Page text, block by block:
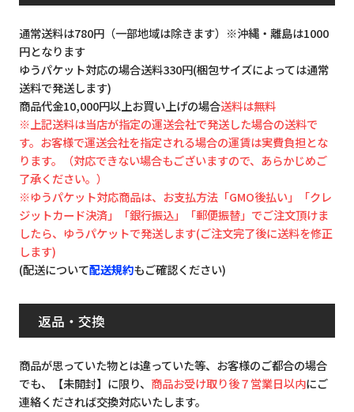
通常送料は780円（一部地域は除きます）※沖縄・離島は1000
円となります
ゆうパケット対応の場合送料330円(梱包サイズによっては通常
送料で発送します)
商品代金10,000円以上お買い上げの場合送料は無料
※上記送料は当店が指定の運送会社で発送した場合の送料で
す。お客様で運送会社を指定される場合の運賃は実費負担とな
ります。（対応できない場合もございますので、あらかじめご
了承ください。）
※ゆうパケット対応商品は、お支払方法「GMO後払い」「クレ
ジットカード決済」「銀行振込」「郵便振替」でご注文頂けま
したら、ゆうパケットで発送します(ご注文完了後に送料を修正
します)
(配送について配送規約もご確認ください)
返品・交換
商品が思っていた物とは違っていた等、お客様のご都合の場合
でも、【未開封】に限り、 商品お受け取り後７営業日以内にご
連絡くだされば交換対応いたします。